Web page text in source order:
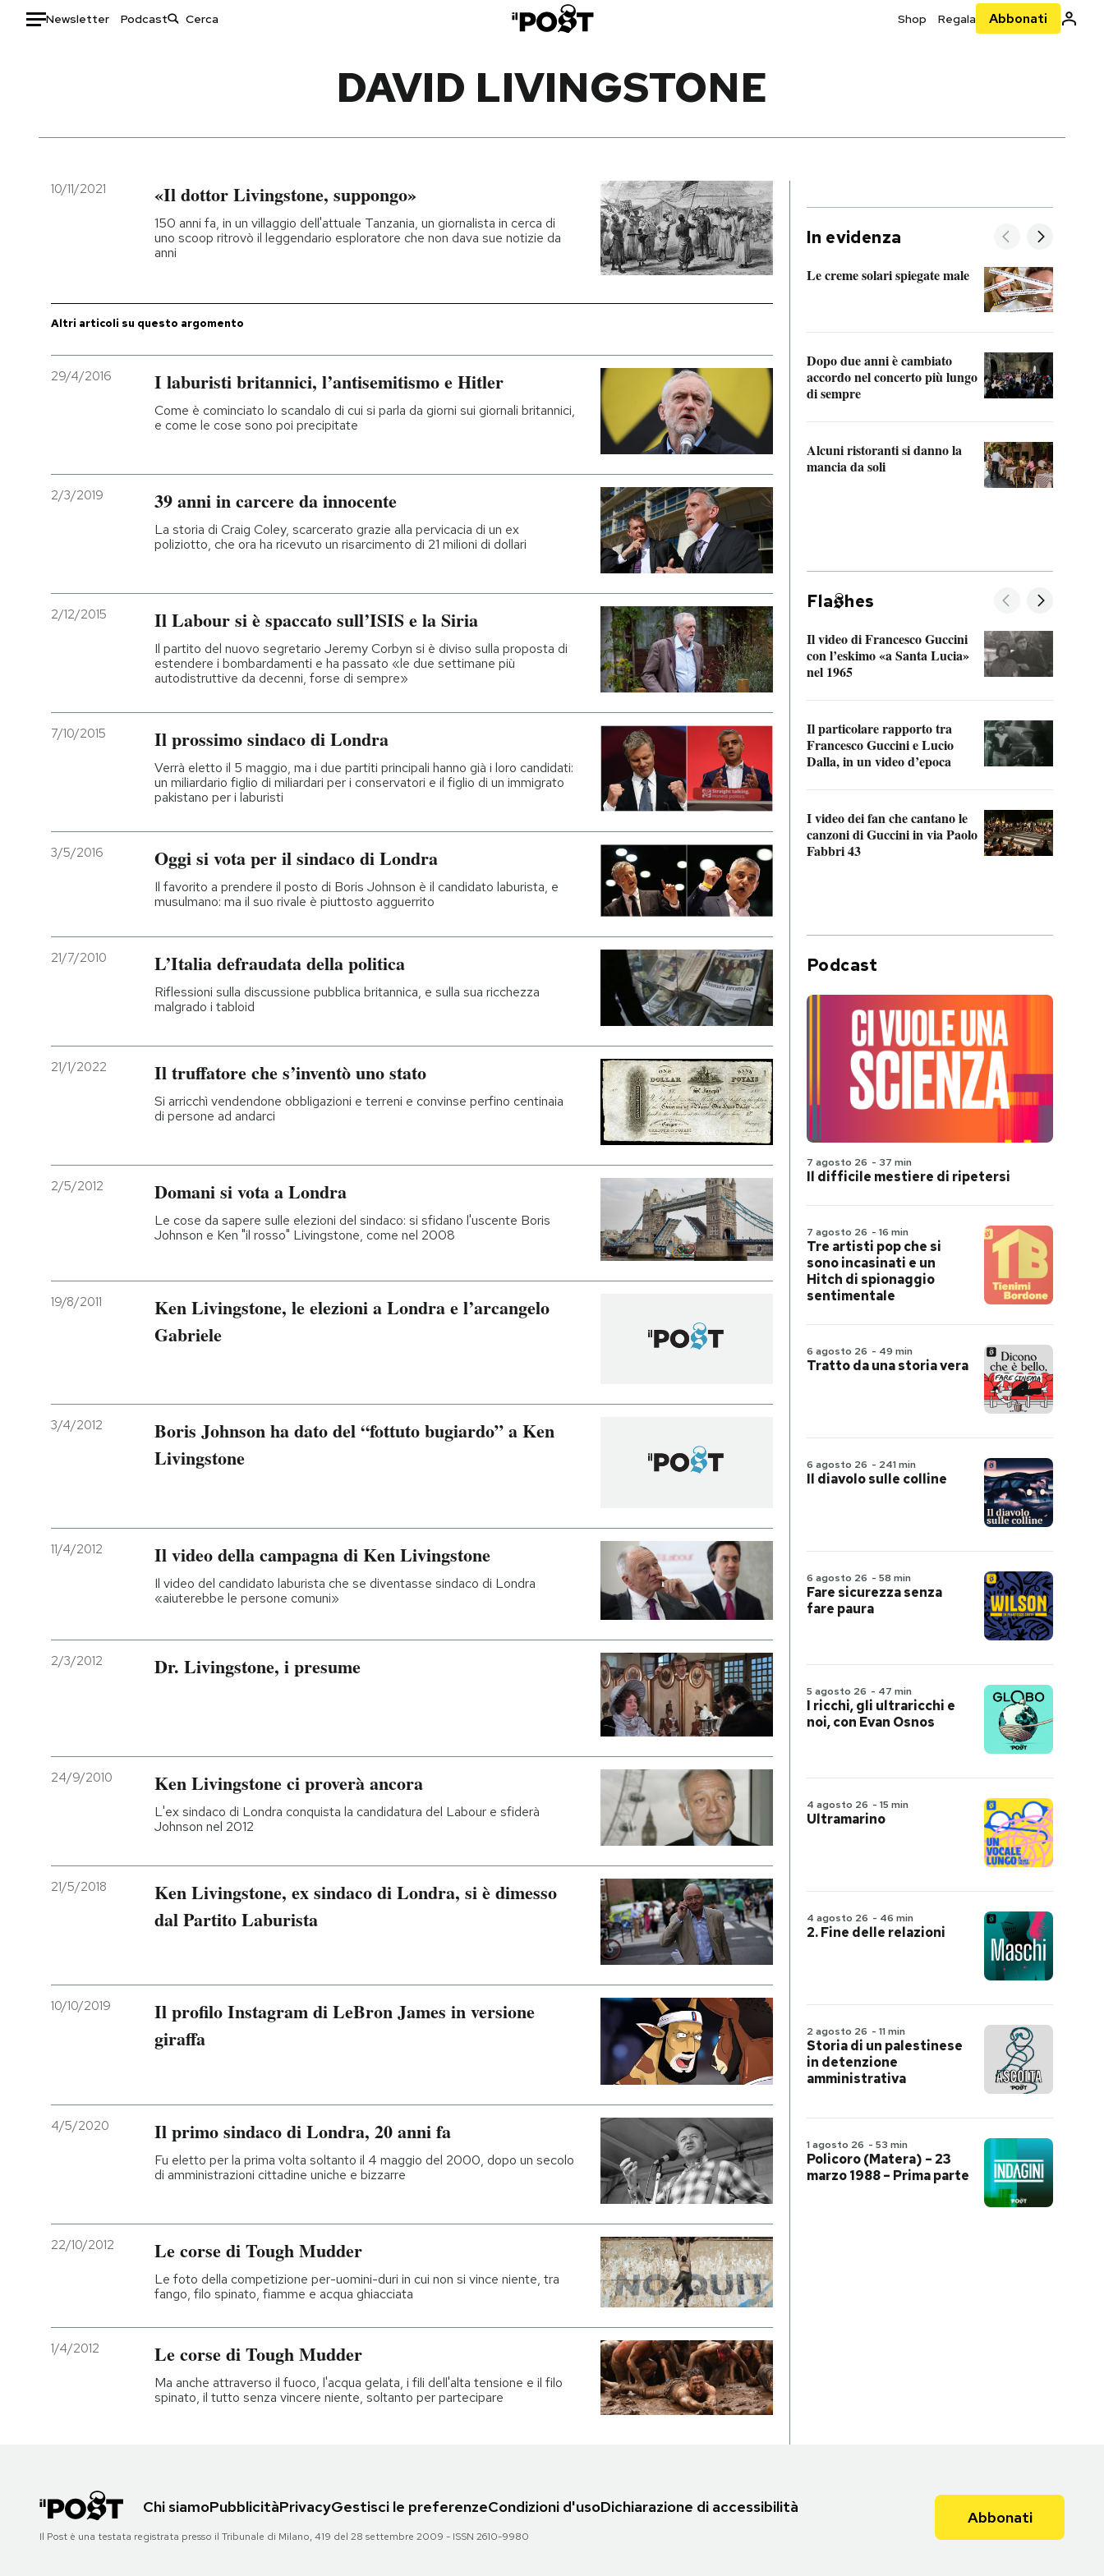
Newsletter Podcast Shop Regala Abbonati
Italia
Politica
Economia
Sport
Moda
Ok Boomer!
Altrecose
Mondiali calcio 2026
I MIEI PREFERITI
CALENDARIO
AREA PERSONALE
DAVID LIVINGSTONE
10/11/2021 «Il dottor Livingstone, suppongo»
150 anni fa, in un villaggio dell'attuale Tanzania, un giornalista in cerca di
uno scoop ritrovò il leggendario esploratore che non dava sue notizie da
anni
Altri articoli su questo argomento
29/4/2016 I laburisti britannici, l’antisemitismo e Hitler
Come è cominciato lo scandalo di cui si parla da giorni sui giornali britannici,
e come le cose sono poi precipitate
2/3/2019 39 anni in carcere da innocente
La storia di Craig Coley, scarcerato grazie alla pervicacia di un ex
poliziotto, che ora ha ricevuto un risarcimento di 21 milioni di dollari
2/12/2015 Il Labour si è spaccato sull’ISIS e la Siria
Il partito del nuovo segretario Jeremy Corbyn si è diviso sulla proposta di
estendere i bombardamenti e ha passato «le due settimane più
autodistruttive da decenni, forse di sempre»
7/10/2015 Il prossimo sindaco di Londra
Verrà eletto il 5 maggio, ma i due partiti principali hanno già i loro candidati:
un miliardario figlio di miliardari per i conservatori e il figlio di un immigrato
pakistano per i laburisti
3/5/2016 Oggi si vota per il sindaco di Londra
Il favorito a prendere il posto di Boris Johnson è il candidato laburista, e
musulmano: ma il suo rivale è piuttosto agguerrito
21/7/2010 L’Italia defraudata della politica
Riflessioni sulla discussione pubblica britannica, e sulla sua ricchezza
malgrado i tabloid
21/1/2022 Il truffatore che s’inventò uno stato
Si arricchì vendendone obbligazioni e terreni e convinse perfino centinaia
di persone ad andarci
2/5/2012 Domani si vota a Londra
Le cose da sapere sulle elezioni del sindaco: si sfidano l'uscente Boris
Johnson e Ken "il rosso" Livingstone, come nel 2008
19/8/2011
Ken Livingstone, le elezioni a Londra e l’arcangelo
Gabriele
3/4/2012
Boris Johnson ha dato del “fottuto bugiardo” a Ken
Livingstone
11/4/2012 Il video della campagna di Ken Livingstone
Il video del candidato laburista che se diventasse sindaco di Londra
«aiuterebbe le persone comuni»
2/3/2012 Dr. Livingstone, i presume
24/9/2010 Ken Livingstone ci proverà ancora
L'ex sindaco di Londra conquista la candidatura del Labour e sfiderà
Johnson nel 2012
21/5/2018
Ken Livingstone, ex sindaco di Londra, si è dimesso
dal Partito Laburista
10/10/2019
Il profilo Instagram di LeBron James in versione
giraffa
4/5/2020 Il primo sindaco di Londra, 20 anni fa
Fu eletto per la prima volta soltanto il 4 maggio del 2000, dopo un secolo
di amministrazioni cittadine uniche e bizzarre
22/10/2012 Le corse di Tough Mudder
Le foto della competizione per-uomini-duri in cui non si vince niente, tra
fango, filo spinato, fiamme e acqua ghiacciata
1/4/2012 Le corse di Tough Mudder
Ma anche attraverso il fuoco, l'acqua gelata, i fili dell'alta tensione e il filo
spinato, il tutto senza vincere niente, soltanto per partecipare
In evidenza
Le creme solari spiegate male
Dopo due anni è cambiato
accordo nel concerto più lungo
di sempre
Alcuni ristoranti si danno la
mancia da soli
Fla hes
Il video di Francesco Guccini
con l’eskimo «a Santa Lucia»
nel 1965
Il particolare rapporto tra
Francesco Guccini e Lucio
Dalla, in un video d’epoca
I video dei fan che cantano le
canzoni di Guccini in via Paolo
Fabbri 43
Podcast
7 agosto 26 - 37 min
Il difficile mestiere di ripetersi
7 agosto 26 - 16 min
Tre artisti pop che si
sono incasinati e un
Hitch di spionaggio
sentimentale
6 agosto 26 - 49 min
Tratto da una storia vera
6 agosto 26 - 241 min
Il diavolo sulle colline
6 agosto 26 - 58 min
Fare sicurezza senza
fare paura
5 agosto 26 - 47 min
I ricchi, gli ultraricchi e
noi, con Evan Osnos
4 agosto 26 - 15 min
Ultramarino
4 agosto 26 - 46 min
2. Fine delle relazioni
2 agosto 26 - 11 min
Storia di un palestinese
in detenzione
amministrativa
1 agosto 26 - 53 min
Policoro (Matera) – 23
marzo 1988 – Prima parte
Chi siamoPubblicitàPrivacyGestisci le preferenzeCondizioni d'usoDichiarazione di accessibilità
Il Post è una testata registrata presso il Tribunale di Milano, 419 del 28 settembre 2009 - ISSN 2610-9980
Abbonati